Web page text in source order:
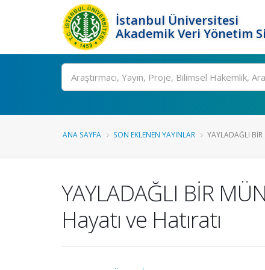
İstanbul Üniversitesi
Akademik Veri Yönetim
Ara
ANA SAYFA SON EKLENEN YAYINLAR YAYLADAĞLI BİR
YAYLADAĞLI BİR
Hayatı ve Hatıratı